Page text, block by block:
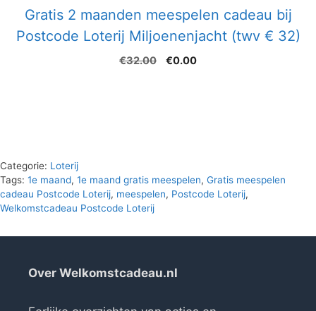
Gratis 2 maanden meespelen cadeau bij
Postcode Loterij Miljoenenjacht (twv € 32)
€32.00
Oorspronkelijke
€0.00Huidige
Categorie: Loterij
Tags: 1e maand, 1e maand gratis meespelen, Gratis meespelen
cadeau Postcode Loterij, meespelen, Postcode Loterij,
Welkomstcadeau Postcode Loterij
Over Welkomstcadeau.nl